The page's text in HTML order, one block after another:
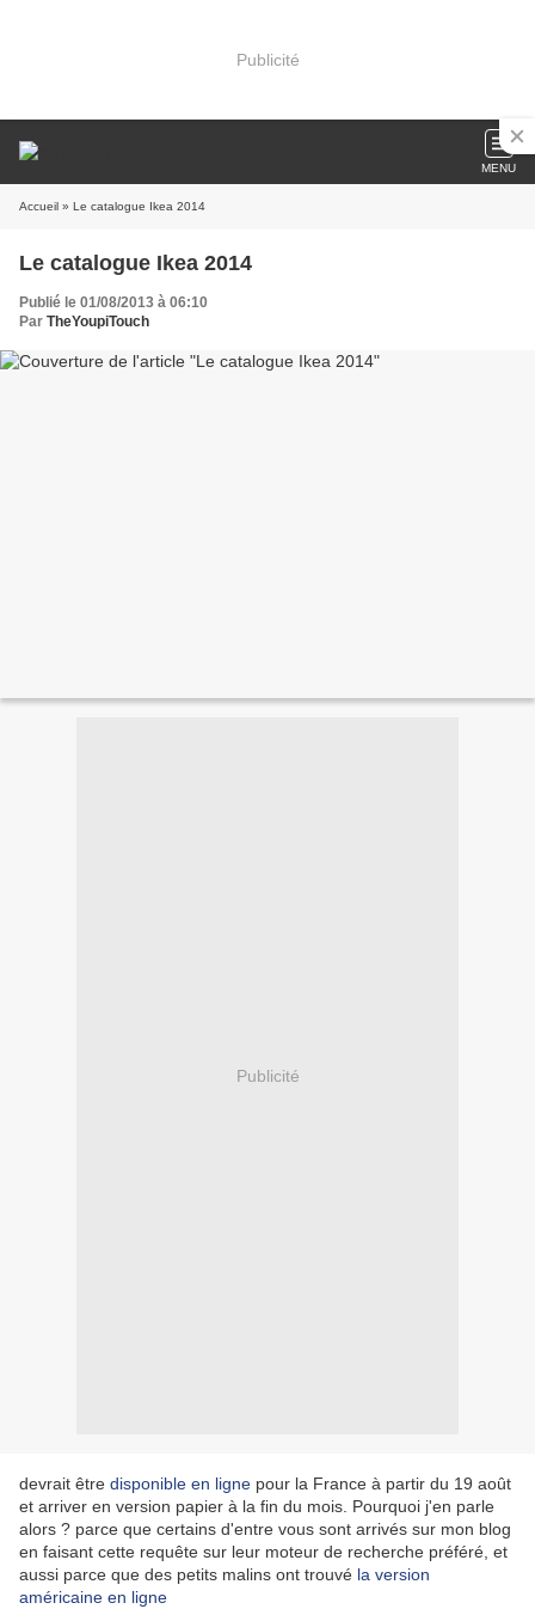
Publicité
MENU
Accueil » Le catalogue Ikea 2014
Le catalogue Ikea 2014
Publié le 01/08/2013 à 06:10
Par TheYoupiTouch
Publicité
devrait être disponible en ligne pour la France à partir du 19 août
et arriver en version papier à la fin du mois. Pourquoi j'en parle
alors ? parce que certains d'entre vous sont arrivés sur mon blog
en faisant cette requête sur leur moteur de recherche préféré, et
aussi parce que des petits malins ont trouvé la version
américaine en ligne